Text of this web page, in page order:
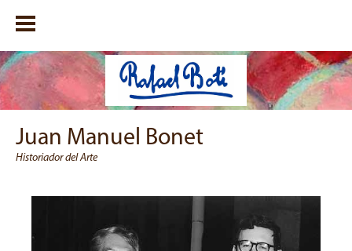
Juan Manuel Bonet
Historiador del Arte